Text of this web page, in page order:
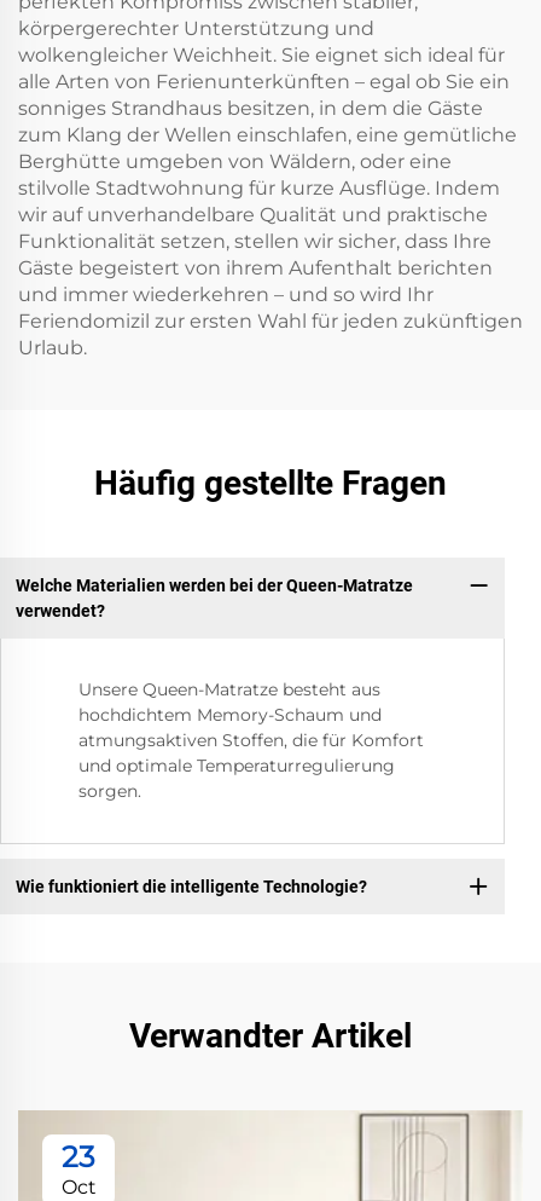
körpergerechter Unterstützung und
wolkengleicher Weichheit. Sie eignet sich ideal für
alle Arten von Ferienunterkünften – egal ob Sie ein
sonniges Strandhaus besitzen, in dem die Gäste
zum Klang der Wellen einschlafen, eine gemütliche
Berghütte umgeben von Wäldern, oder eine
stilvolle Stadtwohnung für kurze Ausflüge. Indem
wir auf unverhandelbare Qualität und praktische
Funktionalität setzen, stellen wir sicher, dass Ihre
Gäste begeistert von ihrem Aufenthalt berichten
und immer wiederkehren – und so wird Ihr
Feriendomizil zur ersten Wahl für jeden zukünftigen
Urlaub.
Häufig gestellte Fragen
Welche Materialien werden bei der Queen-Matratze
verwendet?
Unsere Queen-Matratze besteht aus
hochdichtem Memory-Schaum und
atmungsaktiven Stoffen, die für Komfort
und optimale Temperaturregulierung
sorgen.
Wie funktioniert die intelligente Technologie?
Verwandter Artikel
23
Oct